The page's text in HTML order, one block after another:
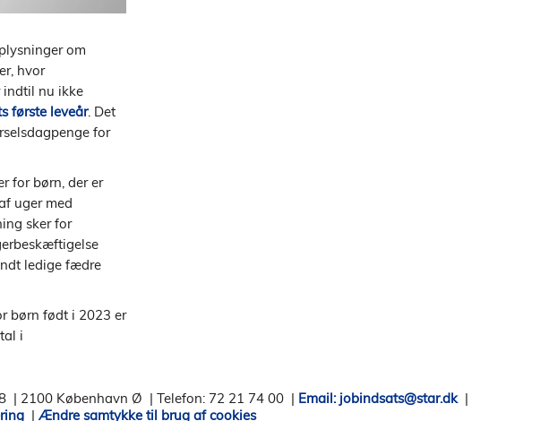
om
hvor
indtil nu ikke
første leveår. Det
for
for børn, der er
uger med
sker for
ledige fædre
børn født i 2023 er
i
| 2100 København Ø | Telefon: 72 21 74 00 | Email: jobindsats@star.dk |
| Ændre samtykke til brug af cookies